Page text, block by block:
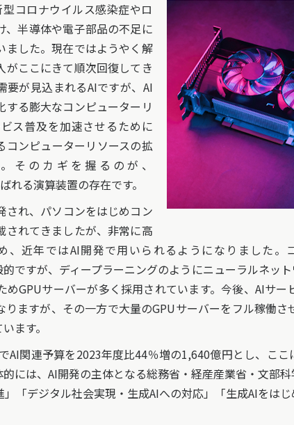
コロナウイルス感染症やロ
、半導体や電子部品の不足に
ました。現在ではようやく解
ここにきて順次回復してき
要が見込まれるAIですが、AI
る膨大なコンピューターリ
ス普及を加速させるために
コンピューターリソースの拡
そのカギを握るのが、
る演算装置の存在です。
れ、パソコンをはじめコン
されてきましたが、非常に高
、近年ではAI開発で用いられるようになりました。
ですが、ディープラーニングのようにニューラルネッ
GPUサーバーが多く採用されています。今後、AIサ
ますが、その一方で大量のGPUサーバーをフル稼働
ます。
関連予算を2023年度比44％増の1,640億円とし、こ
には、AI開発の主体となる総務省・経産産業省・文部
「デジタル社会実現・生成AIへの対応」「生成AIをは